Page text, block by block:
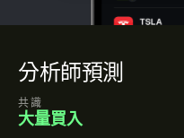
分析師預測
共識
大量買入